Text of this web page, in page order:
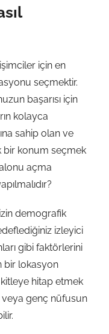
için en
seçmektir.
başarısı için
kolayca
sahip olan ve
bir konum seçmek
açma
demografik
izleyici
gibi faktörlerini
bir lokasyon
hitap etmek
veya genç nüfusun